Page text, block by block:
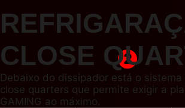
CLOSE
Debaixo do dissipador está o
close quarters que permite exigir a
GAMING ao máximo.
2